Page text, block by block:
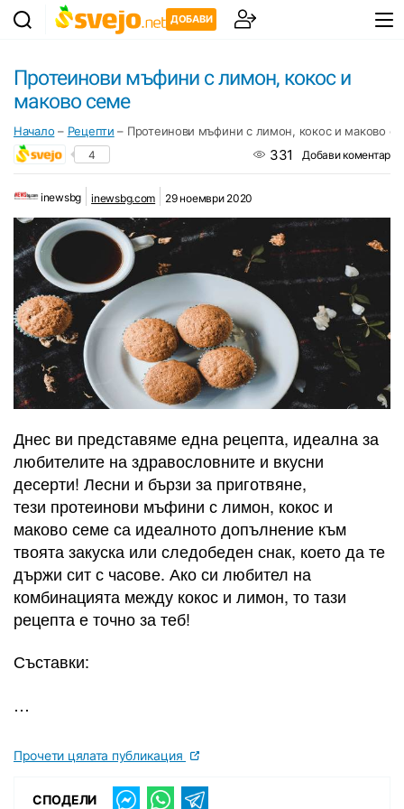
ДОБАВИ
Протеинови мъфини с лимон, кокос и
маково семе
Начало – Рецепти – Протеинови мъфини с лимон, кокос и маково
4 331 Добави коментар
inewsbg inewsbg.com 29 ноември 2020
Днес ви представяме една рецепта, идеална за
любителите на здравословните и вкусни
десерти! Лесни и бързи за приготвяне,
тези протеинови мъфини с лимон, кокос и
маково семе са идеалното допълнение към
твоята закуска или следобеден снак, което да те
държи сит с часове. Ако си любител на
комбинацията между кокос и лимон, то тази
рецепта е точно за теб!
Съставки:
…
Прочети цялата публикация
СПОДЕЛИ